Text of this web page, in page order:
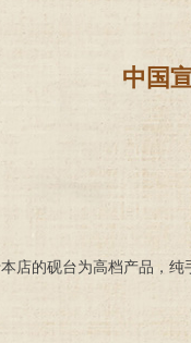
中国
店的砚台为高档产品，